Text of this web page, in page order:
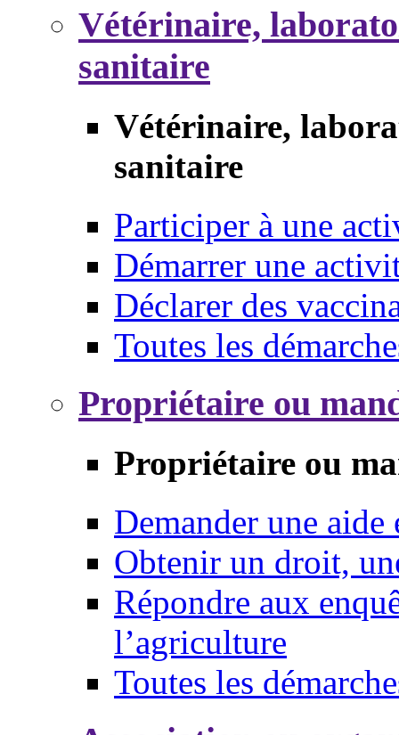
Vétérinaire,
sanitaire
Vétérinaire,
sanitaire
Participer à une
Démarrer une
Déclarer des
Toutes les
Propriétaire ou
Propriétaire ou
Demander une aide
Obtenir un droit,
Répondre aux
l’agriculture
Toutes les